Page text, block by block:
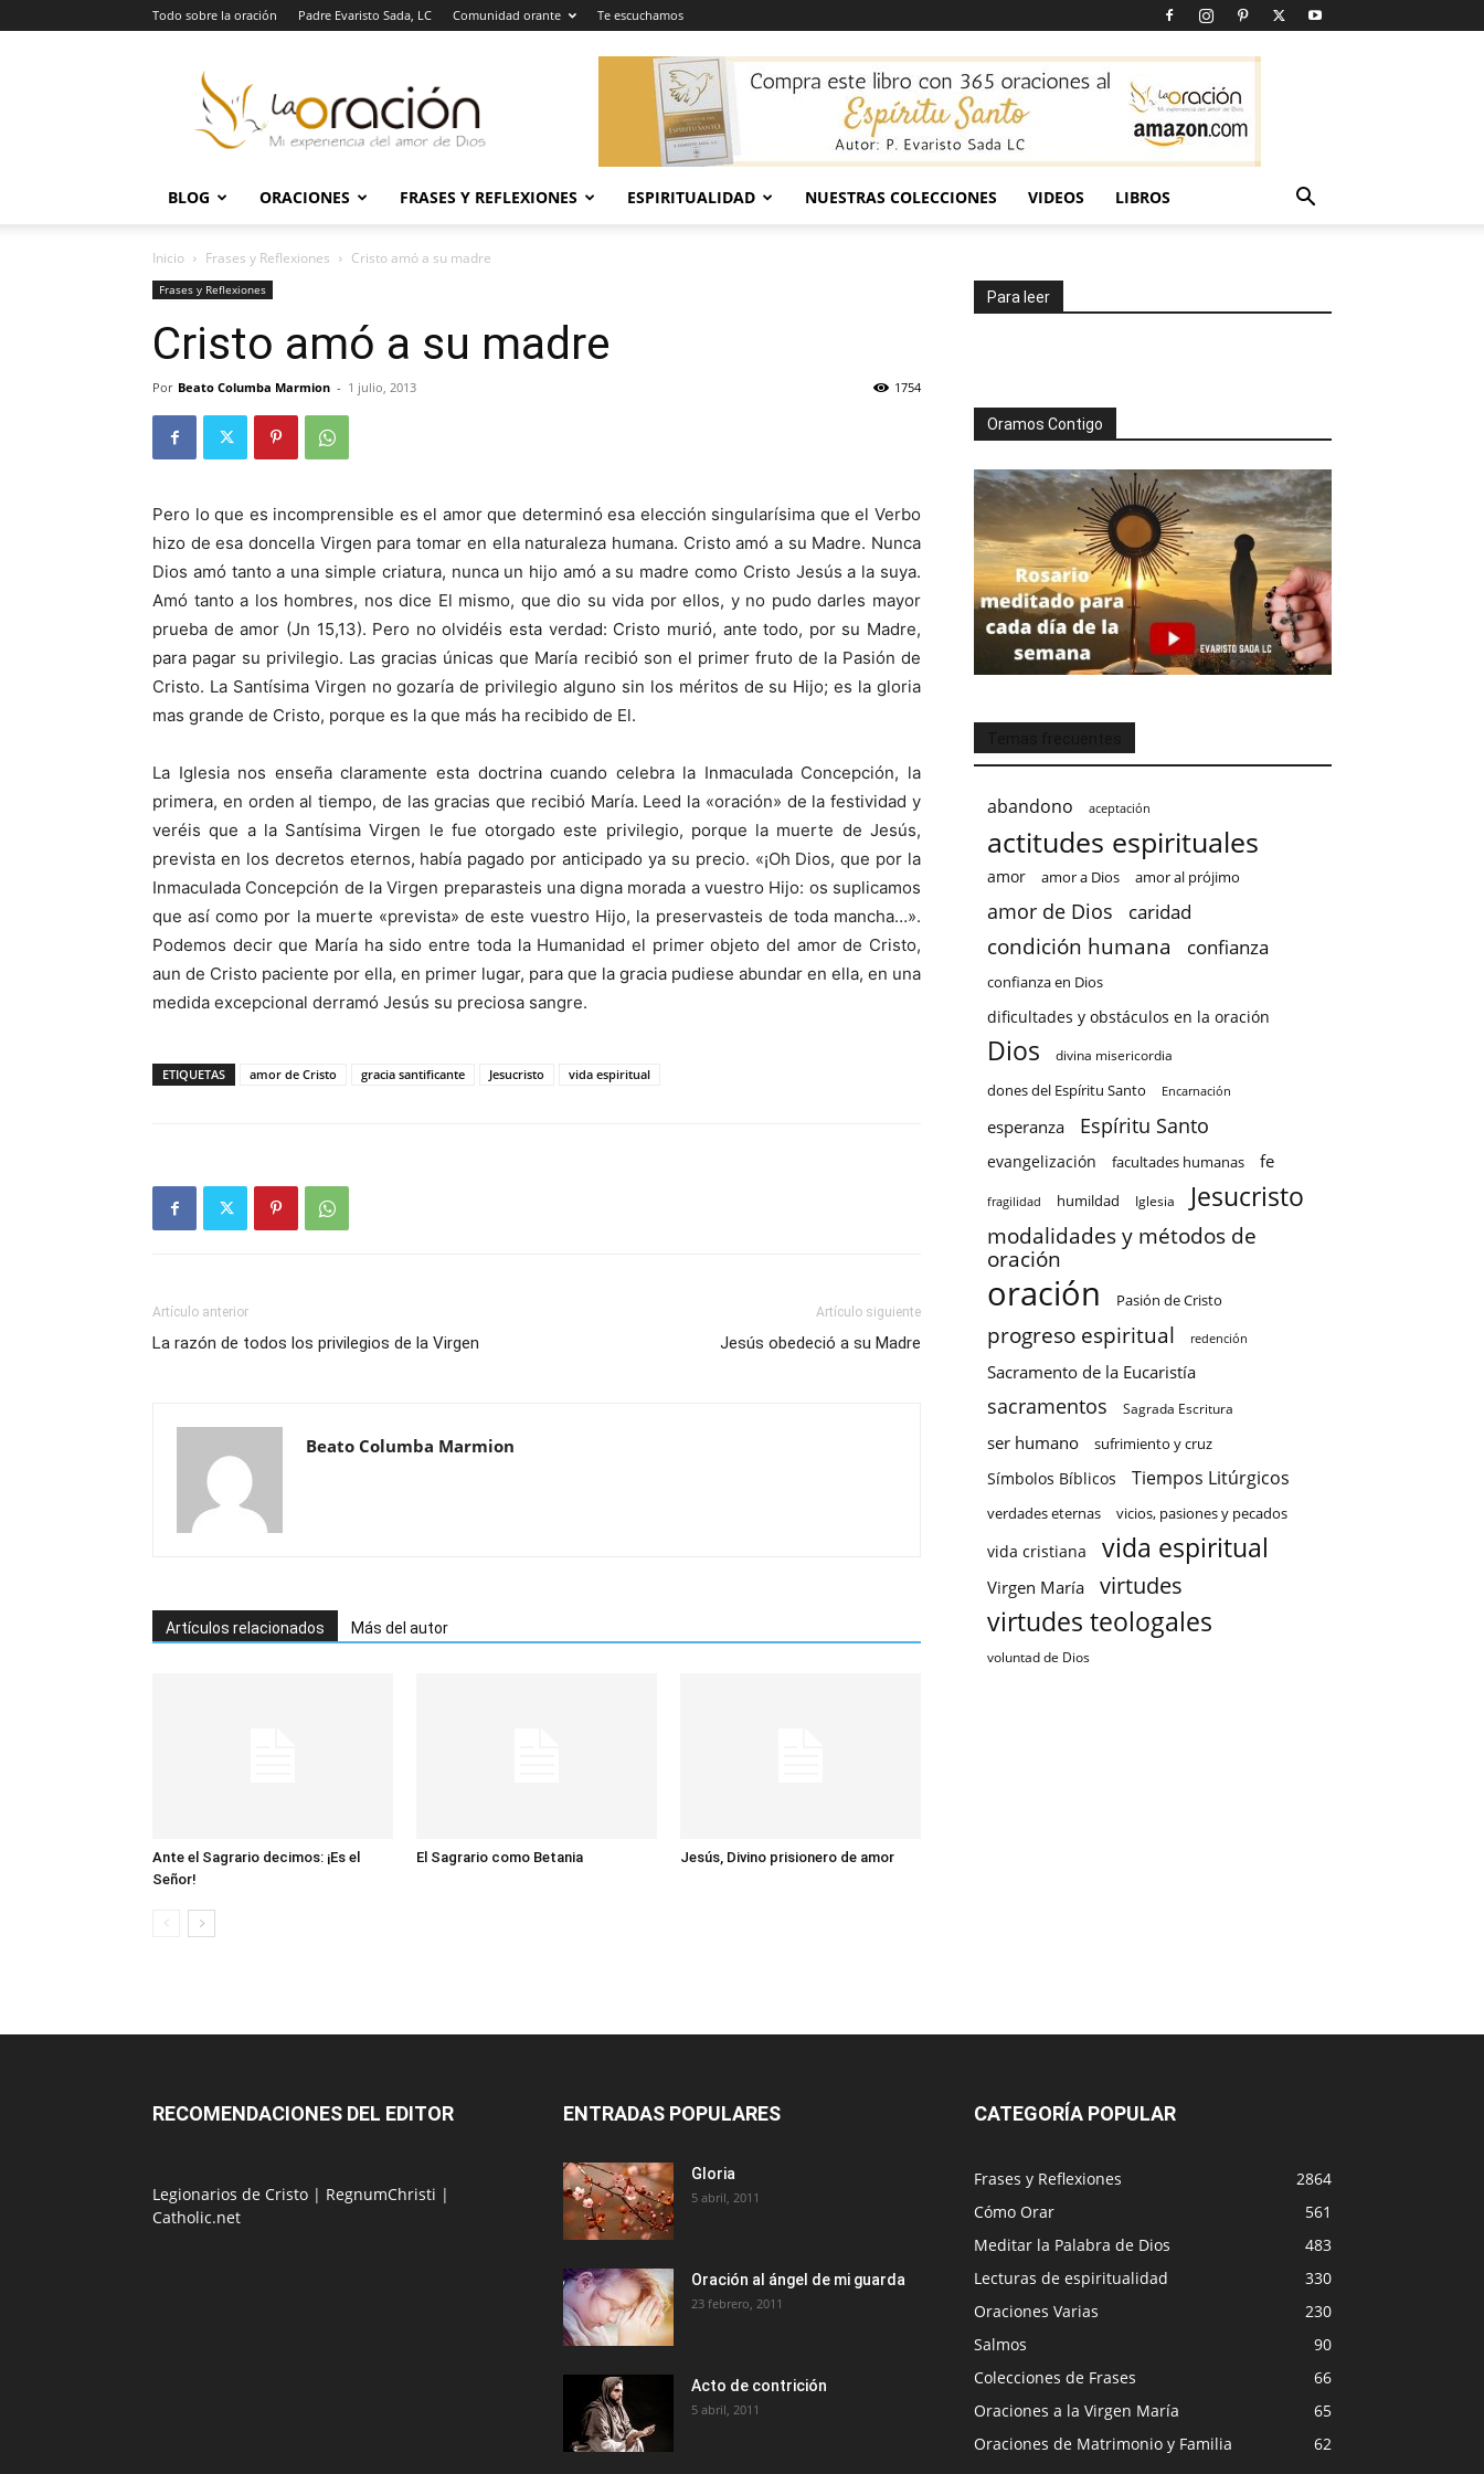
Todo sobre la oración Padre Evaristo Sada, LC Comunidad orante Te escuchamos
Oración
BLOG ORACIONES FRASES Y REFLEXIONES ESPIRITUALIDAD NUESTRAS COLECCIONES VIDEOS LIBROS
Inicio Frases y Reflexiones Cristo amó a su madre
Frases y Reflexiones
Cristo amó a su madre
Por Beato Columba Marmion - 1 julio, 2013 1754
Pero lo que es incomprensible es el amor que determinó esa elección singularísima que el Verbo
hizo de esa doncella Virgen para tomar en ella naturaleza humana. Cristo amó a su Madre. Nunca
Dios amó tanto a una simple criatura, nunca un hijo amó a su madre como Cristo Jesús a la suya.
Amó tanto a los hombres, nos dice El mismo, que dio su vida por ellos, y no pudo darles mayor
prueba de amor (Jn 15,13). Pero no olvidéis esta verdad: Cristo murió, ante todo, por su Madre,
para pagar su privilegio. Las gracias únicas que María recibió son el primer fruto de la Pasión de
Cristo. La Santísima Virgen no gozaría de privilegio alguno sin los méritos de su Hijo; es la gloria
mas grande de Cristo, porque es la que más ha recibido de El.
La Iglesia nos enseña claramente esta doctrina cuando celebra la Inmaculada Concepción, la
primera, en orden al tiempo, de las gracias que recibió María. Leed la «oración» de la festividad y
veréis que a la Santísima Virgen le fue otorgado este privilegio, porque la muerte de Jesús,
prevista en los decretos eternos, había pagado por anticipado ya su precio. «¡Oh Dios, que por la
Inmaculada Concepción de la Virgen preparasteis una digna morada a vuestro Hijo: os suplicamos
que así como por la muerte «prevista» de este vuestro Hijo, la preservasteis de toda mancha…».
Podemos decir que María ha sido entre toda la Humanidad el primer objeto del amor de Cristo,
aun de Cristo paciente por ella, en primer lugar, para que la gracia pudiese abundar en ella, en una
medida excepcional derramó Jesús su preciosa sangre.
ETIQUETAS amor de Cristo gracia santificante Jesucristo vida espiritual
Artículo anterior
La razón de todos los privilegios de la Virgen
Artículo siguiente
Jesús obedeció a su Madre
Beato Columba Marmion
Artículos relacionados Más del autor
Ante el Sagrario decimos: ¡Es el
Señor!
El Sagrario como Betania Jesús, Divino prisionero de amor
Para leer
Oramos Contigo
abandono aceptación
actitudes espirituales
amor amor a Dios amor al prójimo
amor de Dios caridad
condición humana confianza
confianza en Dios
dificultades y obstáculos en la oración
Dios divina misericordia
dones del Espíritu Santo Encarnación
esperanza Espíritu Santo
evangelización facultades humanas fe
fragilidad humildad Iglesia Jesucristo
modalidades y métodos de
oración
oración Pasión de Cristo
progreso espiritual redención
Sacramento de la Eucaristía
sacramentos Sagrada Escritura
ser humano sufrimiento y cruz
Símbolos Bíblicos Tiempos Litúrgicos
verdades eternas vicios, pasiones y pecados
vida cristiana vida espiritual
Virgen María virtudes
virtudes teologales
voluntad de Dios
RECOMENDACIONES DEL EDITOR
Legionarios de Cristo | RegnumChristi |
Catholic.net
ENTRADAS POPULARES
Gloria
5 abril, 2011
Oración al ángel de mi guarda
23 febrero, 2011
Acto de contrición
5 abril, 2011
CATEGORÍA POPULAR
Frases y Reflexiones
2864
Cómo Orar
561
Meditar la Palabra de Dios
483
Lecturas de espiritualidad
330
Oraciones Varias
230
Salmos
90
Colecciones de Frases
66
Oraciones a la Virgen María
65
Oraciones de Matrimonio y Familia
62